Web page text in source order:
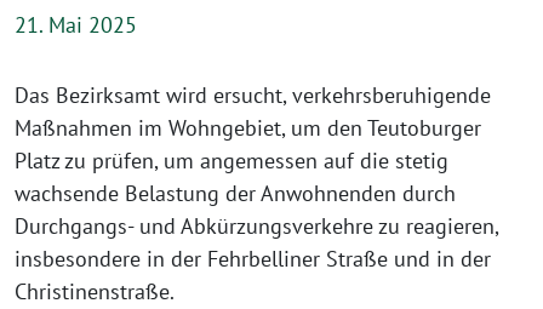
21. Mai 2025
Das Bezirksamt wird ersucht, verkehrsberuhigende
Maßnahmen im Wohngebiet, um den Teutoburger
Platz zu prüfen, um angemessen auf die stetig
wachsende Belastung der Anwohnenden durch
Durchgangs- und Abkürzungsverkehre zu reagieren,
insbesondere in der Fehrbelliner Straße und in der
Christinenstraße.